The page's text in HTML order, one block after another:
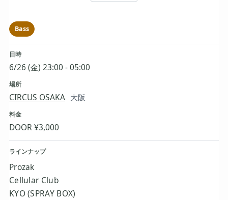
Bass
日時
6/26 (金) 23:00 - 05:00
場所
CIRCUS OSAKA 大阪
料金
DOOR ¥3,000
ラインナップ
Prozak
Cellular Club
KYO (SPRAY BOX)